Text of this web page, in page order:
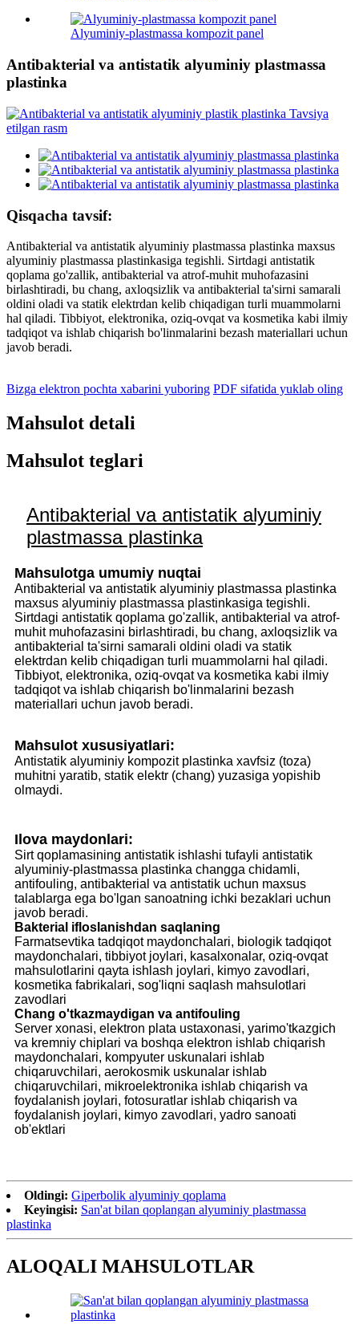
Alyuminiy-plastmassa kompozit panel
Antibakterial va antistatik alyuminiy plastmassa
plastinka
Qisqacha tavsif:
Antibakterial va antistatik alyuminiy plastmassa plastinka maxsus
alyuminiy plastmassa plastinkasiga tegishli. Sirtdagi antistatik
qoplama go'zallik, antibakterial va atrof-muhit muhofazasini
birlashtiradi, bu chang, axloqsizlik va antibakterial ta'sirni samarali
oldini oladi va statik elektrdan kelib chiqadigan turli muammolarni
hal qiladi. Tibbiyot, elektronika, oziq-ovqat va kosmetika kabi ilmiy
tadqiqot va ishlab chiqarish bo'linmalarini bezash materiallari uchun
javob beradi.
Bizga elektron pochta xabarini yuboring PDF sifatida yuklab oling
Mahsulot detali
Mahsulot teglari
Antibakterial va antistatik alyuminiy
plastmassa plastinka
Mahsulotga umumiy nuqtai
Antibakterial va antistatik alyuminiy plastmassa plastinka
maxsus alyuminiy plastmassa plastinkasiga tegishli.
Sirtdagi antistatik qoplama go'zallik, antibakterial va atrof-
muhit muhofazasini birlashtiradi, bu chang, axloqsizlik va
antibakterial ta'sirni samarali oldini oladi va statik
elektrdan kelib chiqadigan turli muammolarni hal qiladi.
Tibbiyot, elektronika, oziq-ovqat va kosmetika kabi ilmiy
tadqiqot va ishlab chiqarish bo'linmalarini bezash
materiallari uchun javob beradi.
Mahsulot xususiyatlari:
Antistatik alyuminiy kompozit plastinka xavfsiz (toza)
muhitni yaratib, statik elektr (chang) yuzasiga yopishib
olmaydi.
Ilova maydonlari:
Sirt qoplamasining antistatik ishlashi tufayli antistatik
alyuminiy-plastmassa plastinka changga chidamli,
antifouling, antibakterial va antistatik uchun maxsus
talablarga ega bo'lgan sanoatning ichki bezaklari uchun
javob beradi.
Bakterial ifloslanishdan saqlaning
Farmatsevtika tadqiqot maydonchalari, biologik tadqiqot
maydonchalari, tibbiyot joylari, kasalxonalar, oziq-ovqat
mahsulotlarini qayta ishlash joylari, kimyo zavodlari,
kosmetika fabrikalari, sog'liqni saqlash mahsulotlari
zavodlari
Chang o'tkazmaydigan va antifouling
Server xonasi, elektron plata ustaxonasi, yarimo'tkazgich
va kremniy chiplari va boshqa elektron ishlab chiqarish
maydonchalari, kompyuter uskunalari ishlab
chiqaruvchilari, aerokosmik uskunalar ishlab
chiqaruvchilari, mikroelektronika ishlab chiqarish va
foydalanish joylari, fotosuratlar ishlab chiqarish va
foydalanish joylari, kimyo zavodlari, yadro sanoati
ob'ektlari
Oldingi: Giperbolik alyuminiy qoplama
Keyingisi: San'at bilan qoplangan alyuminiy plastmassa
plastinka
ALOQALI MAHSULOTLAR